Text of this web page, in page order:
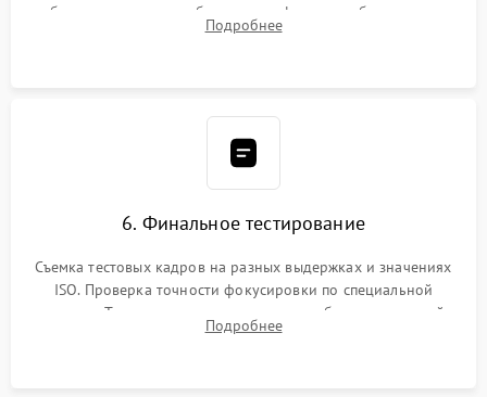
рабочего отрезка, калибровка автофокуса, стабилизатора и
экспозамера с помощью сервисного ПО.
Подробнее
6. Финальное тестирование
Съемка тестовых кадров на разных выдержках и значениях
ISO. Проверка точности фокусировки по специальной
мишени. Тест записи на карту памяти, работы встроенной
вспышки, микрофона и всех кнопок управления.
Подробнее